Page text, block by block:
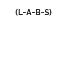
(L-A-B-S)